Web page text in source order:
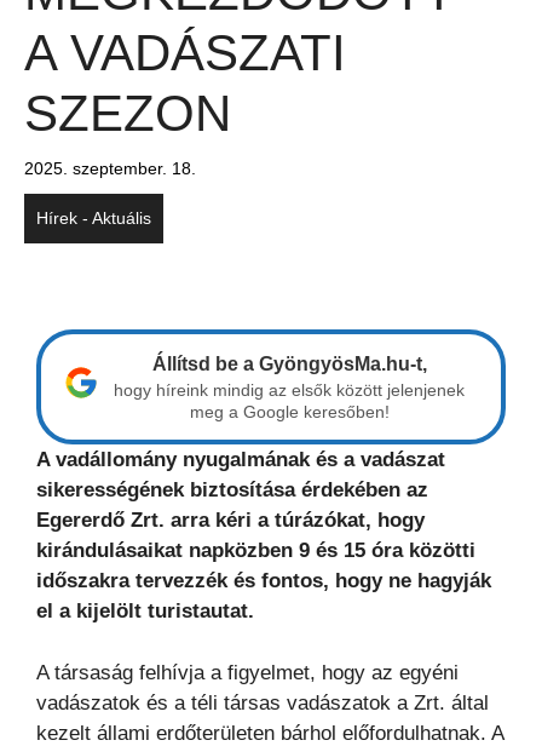
A VADÁSZATI
SZEZON
2025. szeptember. 18.
Hírek - Aktuális
Állítsd be a GyöngyösMa.hu-t,
hogy híreink mindig az elsők között jelenjenek
meg a Google keresőben!
A vadállomány nyugalmának és a vadászat
sikerességének biztosítása érdekében az
Egererdő Zrt. arra kéri a túrázókat, hogy
kirándulásaikat napközben 9 és 15 óra közötti
időszakra tervezzék és fontos, hogy ne hagyják
el a kijelölt turistautat.
A társaság felhívja a figyelmet, hogy az egyéni
vadászatok és a téli társas vadászatok a Zrt. által
kezelt állami erdőterületen bárhol előfordulhatnak. A